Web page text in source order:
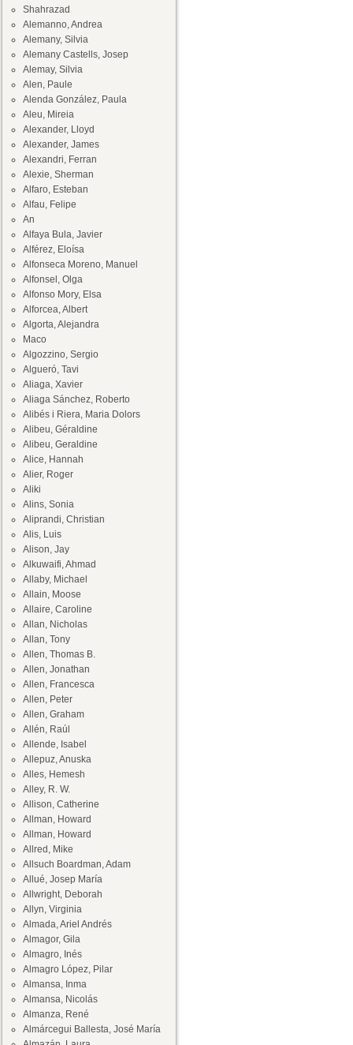
Shahrazad
Alemanno, Andrea
Alemany, Silvia
Alemany Castells, Josep
Alemay, Silvia
Alen, Paule
Alenda González, Paula
Aleu, Mireia
Alexander, Lloyd
Alexander, James
Alexandri, Ferran
Alexie, Sherman
Alfaro, Esteban
Alfau, Felipe
An
Alfaya Bula, Javier
Alférez, Eloísa
Alfonseca Moreno, Manuel
Alfonsel, Olga
Alfonso Mory, Elsa
Alforcea, Albert
Algorta, Alejandra
Maco
Algozzino, Sergio
Algueró, Tavi
Aliaga, Xavier
Aliaga Sánchez, Roberto
Alibés i Riera, Maria Dolors
Alibeu, Géraldine
Alibeu, Geraldine
Alice, Hannah
Alier, Roger
Aliki
Alins, Sonia
Aliprandi, Christian
Alis, Luis
Alison, Jay
Alkuwaifi, Ahmad
Allaby, Michael
Allain, Moose
Allaire, Caroline
Allan, Nicholas
Allan, Tony
Allen, Thomas B.
Allen, Jonathan
Allen, Francesca
Allen, Peter
Allen, Graham
Allén, Raúl
Allende, Isabel
Allepuz, Anuska
Alles, Hemesh
Alley, R. W.
Allison, Catherine
Allman, Howard
Allman, Howard
Allred, Mike
Allsuch Boardman, Adam
Allué, Josep María
Allwright, Deborah
Allyn, Virginia
Almada, Ariel Andrés
Almagor, Gila
Almagro, Inés
Almagro López, Pilar
Almansa, Inma
Almansa, Nicolás
Almanza, René
Almárcegui Ballesta, José María